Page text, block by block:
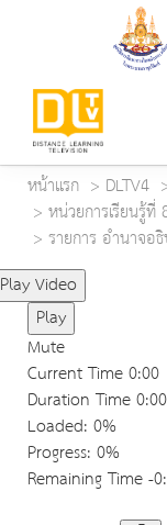
หน้าแรก DLTV4
หน่วยการเรียนรู้ที่
รายการ อำนาจอ
Play Video
Play
Mute
Current Time0:00
Duration Time0:00
Loaded: 0%
Progress: 0%
Remaining Time-